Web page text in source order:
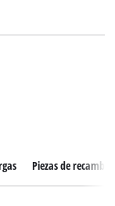
Piezas de recambio